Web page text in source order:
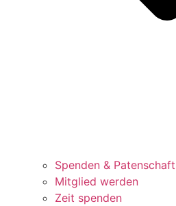
Spenden & Patenschaft
Mitglied werden
Zeit spenden